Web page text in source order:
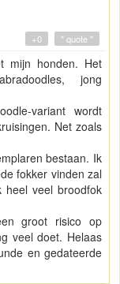
" quote "
+0
mijn honden. Het
jong
variant wordt
Net zoals
bestaan. Ik
fokker vinden zal
veel broodfok
groot risico op
veel doet. Helaas
en gedateerde